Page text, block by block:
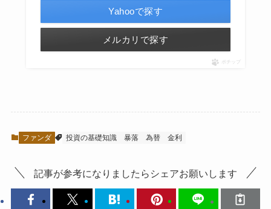
Yahooで探す
メルカリで探す
ポチップ
ファンダ 投資の基礎知識 暴落 為替 金利
記事が参考になりましたらシェアお願いします